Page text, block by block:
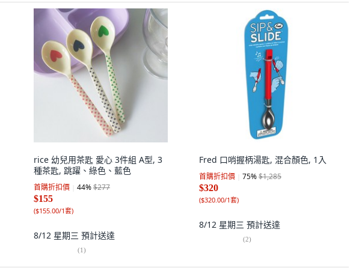
rice 幼兒用茶匙 愛心 3件組 A型, 3
種茶匙, 跳躍、綠色、藍色
首購折扣價 44%$277
$155
($155.00/1套)
8/12 星期三 預計送達
(1)
Fred 口哨握柄湯匙, 混合顏色, 1入
首購折扣價 75%$1,285
$320
($320.00/1套)
8/12 星期三 預計送達
(2)